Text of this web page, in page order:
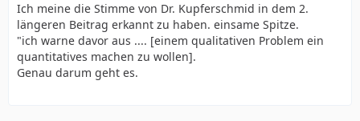
Ich meine die Stimme von Dr. Kupferschmid in dem 2.
längeren Beitrag erkannt zu haben. einsame Spitze.
"ich warne davor aus .... [einem qualitativen Problem ein
quantitatives machen zu wollen].
Genau darum geht es.